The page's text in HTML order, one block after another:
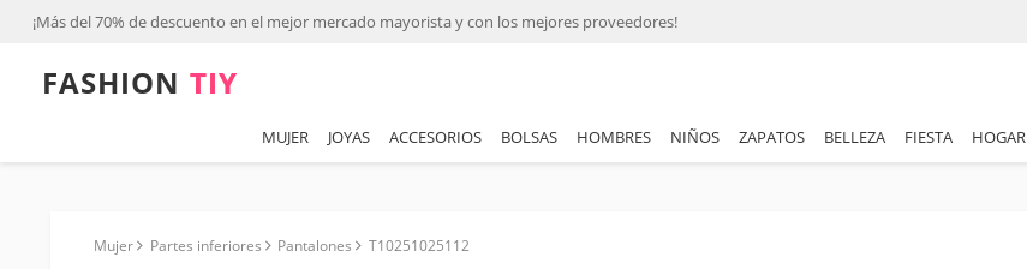
¡Más del 70% de descuento en el mejor mercado mayorista y con los mejores proveedores!
FASHION⁠TIY
MUJER JOYAS ACCESORIOS BOLSAS HOMBRES NIÑOS ZAPATOS BELLEZA FIESTA HOGAR
Mujer Partes inferiores Pantalones T10251025112